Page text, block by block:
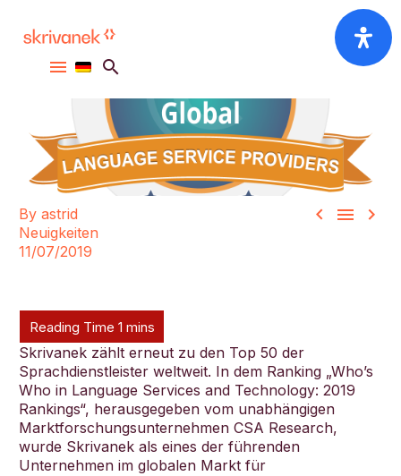
  
By astrid
Neuigkeiten
11/07/2019
Skrivanek zählt erneut zu den Top 50 der
Sprachdienstleister weltweit. In dem Ranking „Who’s
Who in Language Services and Technology: 2019
Rankings“, herausgegeben vom unabhängigen
Marktforschungsunternehmen CSA Research,
wurde Skrivanek als eines der führenden
Unternehmen im globalen Markt für